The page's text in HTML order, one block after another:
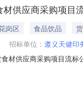
供应商采购项目
岗区 食品饮品
招标单位： 遵义天健印
材供应商采购项目流
任公司地址：贵州省